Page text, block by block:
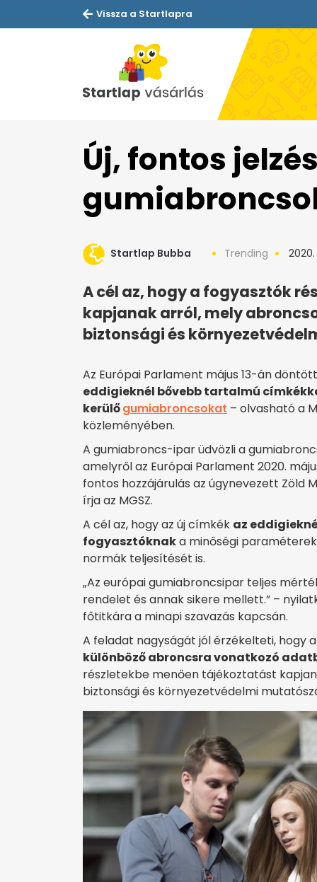
Vissza a Startlapra
Új, fontos
Startlap Bubba Trending 2020.
A cél az, hogy a fogyasztók
kapjanak arról, mely
biztonsági és
Az Európai Parlament május 13-án
eddigieknél bővebb tartalmú
kerülőgumiabroncsokat – olvasható a
közleményében.
A gumiabroncs-ipar üdvözli a
amelyről az Európai Parlament 2020.
fontos hozzájárulás az úgynevezett Zöld
írja az MGSZ.
A cél az, hogy az új címkék az
fogyasztóknaka minőségi
normák teljesítését is.
„Az európai gumiabroncsipar teljes
rendelet és annak sikere mellett.” –
főtitkára a minapi szavazás kapcsán.
A feladat nagyságát jól érzékelteti, hogy
különböző abroncsra vonatkozó
részletekbe menően tájékoztatást
biztonsági és környezetvédelmi